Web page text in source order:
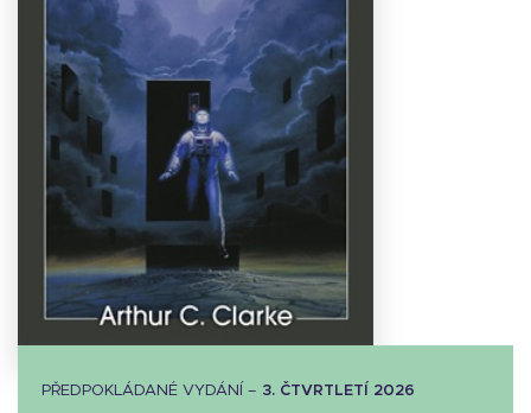
PŘEDPOKLÁDANÉ VYDÁNÍ – 3. ČTVRTLETÍ 2026